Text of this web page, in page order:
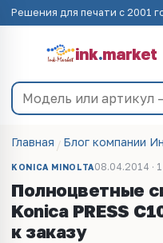
Решения для печати с 2001
ink.market
Главная Блог компании
KONICA MINOLTA08.04.2014 ·
Полноцветные
Konica PRESS
к заказу